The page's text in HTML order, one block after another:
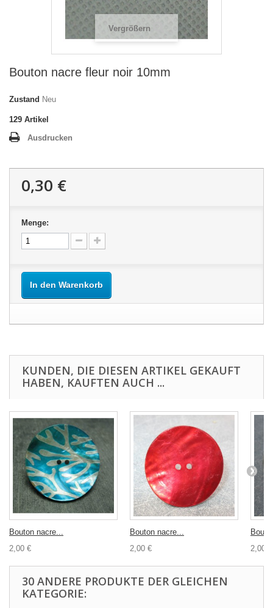
Vergrößern
Bouton nacre fleur noir 10mm
Zustand Neu
129 Artikel
Ausdrucken
0,30 €
Menge:
In den Warenkorb
KUNDEN, DIE DIESEN ARTIKEL GEKAUFT
HABEN, KAUFTEN AUCH ...
Bouton nacre...
2,00 €
Bouton nacre...
2,00 €
2,00 €
30 ANDERE PRODUKTE DER GLEICHEN
KATEGORIE: